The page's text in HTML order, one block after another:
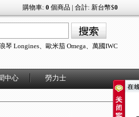
仿牌手錶,無論你是想單買或者批發,本站都
購物車: 0 個商品 | 合計: 新台幣$0
琴 Longines、 歐米茄 Omega、 萬國IWC
中心 勞力士